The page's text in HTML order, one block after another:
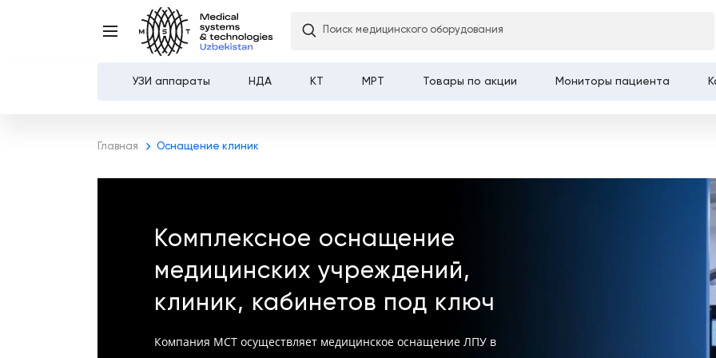
Поиск медицинского оборудования
УЗИ аппараты НДА КТ МРТ Товары по акции Мониторы пациента
Главная Оснащение клиник
Комплексное оснащение
медицинских учреждений,
клиник, кабинетов под ключ
Компания МСТ осуществляет медицинское оснащение ЛПУ в